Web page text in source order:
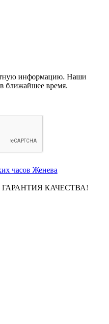
информацию. Наши
ближайшее время.
КАЧЕСТВА!